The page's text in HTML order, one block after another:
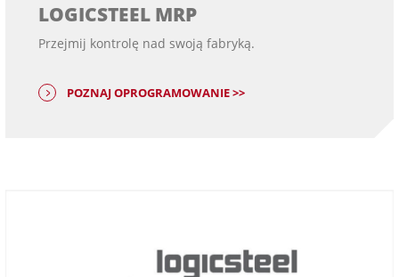
LOGICSTEEL MRP
Przejmij kontrolę nad swoją fabryką.
POZNAJ OPROGRAMOWANIE >>